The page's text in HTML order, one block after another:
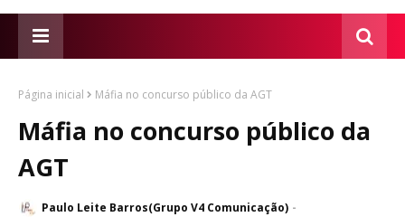
Página inicial Máfia no concurso público da AGT
Máfia no concurso público da
AGT
Paulo Leite Barros(Grupo V4 Comunicação)